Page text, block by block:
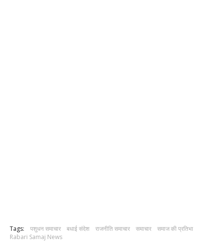
Tags: पशुधन समाचार बधाई संदेश राजनीति समाचार समाचार
समाज की प्रतिभा
Rabari Samaj News